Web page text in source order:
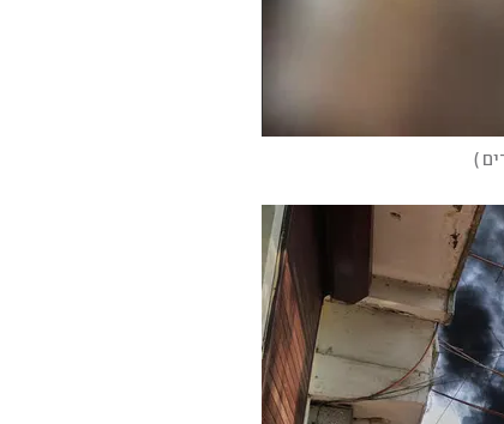
)